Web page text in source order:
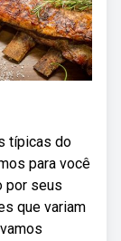
típicas do
para você
por seus
que variam